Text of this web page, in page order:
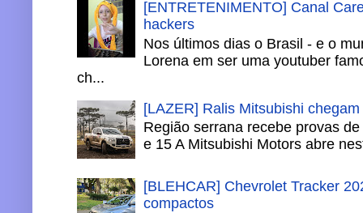
[ENTRETENIMENTO] Canal
hackers
Nos últimos dias o Brasil - e o
Lorena em ser uma youtuber
ch...
[LAZER] Ralis Mitsubishi
Região serrana recebe provas
e 15 A Mitsubishi Motors abre
[BLEHCAR] Chevrolet Tracker
compactos